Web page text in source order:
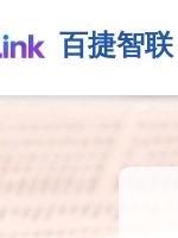
百捷智联